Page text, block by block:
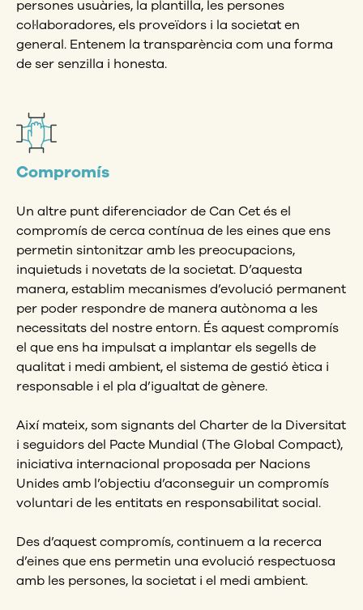
persones usuàries, la plantilla, les persones
col·laboradores, els proveïdors i la societat en
general. Entenem la transparència com una forma
de ser senzilla i honesta.
Compromís
Un altre punt diferenciador de Can Cet és el
compromís de cerca contínua de les eines que ens
permetin sintonitzar amb les preocupacions,
inquietuds i novetats de la societat. D’aquesta
manera, establim mecanismes d’evolució permanent
per poder respondre de manera autònoma a les
necessitats del nostre entorn. És aquest compromís
el que ens ha impulsat a implantar els segells de
qualitat i medi ambient, el sistema de gestió ètica i
responsable i el pla d’igualtat de gènere.
Així mateix, som signants del Charter de la Diversitat
i seguidors del Pacte Mundial (The Global Compact),
iniciativa internacional proposada per Nacions
Unides amb l’objectiu d’aconseguir un compromís
voluntari de les entitats en responsabilitat social.
Des d’aquest compromís, continuem a la recerca
d’eines que ens permetin una evolució respectuosa
amb les persones, la societat i el medi ambient.